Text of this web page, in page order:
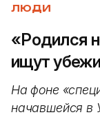
ЛЮДИ
«Родился
ищут
На фоне
начавшейся в